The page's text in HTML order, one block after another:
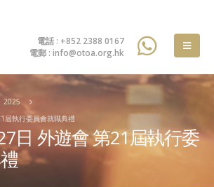
電話 : +852 2388 0167
電郵 : info@otoa.org.hk
2025
屆執行委員會就職典禮
日 外遊會 第21屆執行委